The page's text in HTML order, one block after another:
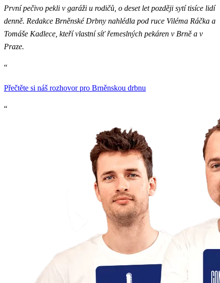
První pečivo pekli v garáži u rodičů, o deset let později sytí tisíce lidí
denně. Redakce Brněnské Drbny nahlédla pod ruce Viléma Ráčka a
Tomáše Kadlece, kteří vlastní síť řemeslných pekáren v Brně a v
Praze.
“
Přečtěte si náš rozhovor pro Brněnskou drbnu
“